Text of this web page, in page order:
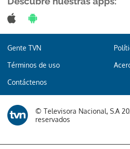
Gente TVN
Términos de uso
Contáctenos
© Televisora Nacional, S.A
reservados